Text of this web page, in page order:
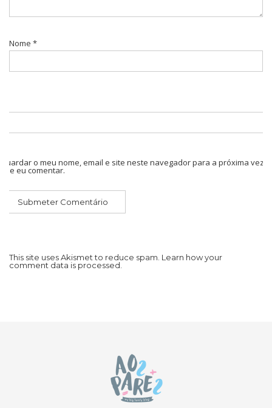
Nome *
Guardar o meu nome, email e site neste navegador para a próxima vez
que eu comentar.
This site uses Akismet to reduce spam. Learn how your
comment data is processed.